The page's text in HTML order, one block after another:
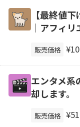
【最終値
｜アフィリ
販売価格
エンタメ系
却します。
販売価格